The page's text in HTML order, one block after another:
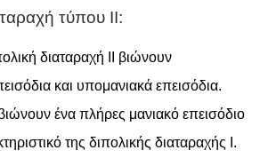
τύπου ΙΙ:
διαταραχή ΙΙ βιώνουν
και υπομανιακά επεισόδια.
ένα πλήρες μανιακό επεισόδιο
της διπολικής διαταραχής Ι.